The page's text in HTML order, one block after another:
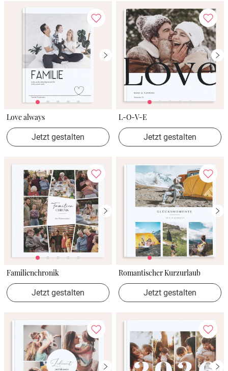
Love always
Jetzt gestalten
L-O-V-E
Jetzt gestalten
Familienchronik
Jetzt gestalten
Romantischer Kurzurlaub
Jetzt gestalten